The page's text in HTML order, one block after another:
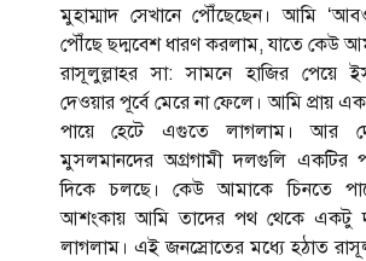
মুহাম্মাদ সেখানে পৌঁছেছেন। আমি
পৌঁছে ছদ্মবেশ ধারণ করলাম, যাতে কেউ
রাসূলুল্লাহর সা: সামনে হাজির পেয়ে
দেওয়ার পূর্বে মেরে না ফেলে। আমি প্রায়
পায়ে হেটে এগুতে লাগলাম। আর
মুসলমানদের অগ্রগামী দলগুলি একটির
দিকে চলছে। কেউ আমাকে চিনতে
আশংকায় আমি তাদের পথ থেকে একটু
লাগলাম। এই জনস্রোতের মধ্যে হঠাত